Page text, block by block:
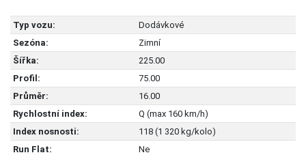
Typ vozu:
Dodávkové
Sezóna:
Zimní
Šířka:
225.00
Profil:
75.00
Průměr:
16.00
Rychlostní index:
Q (max 160 km/h)
Index nosnosti:
118 (1 320 kg/kolo)
Run Flat:
Ne